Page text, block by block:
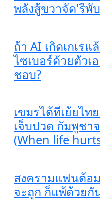
พลังสู้ขวาจัด'รีพั
ถ้า AI เกิดเกเร
ไซเบอร์ด้วยตัวเ
ชอบ?
เขมรได้ทีเย้ยไท
เจ็บปวด กัมพูชา
(When life
สงครามแฟนด้อ
จะถูก ก็แพ้ด้วยกั